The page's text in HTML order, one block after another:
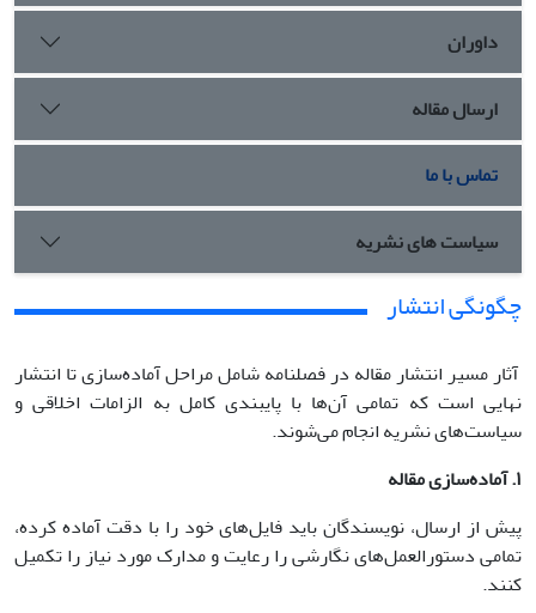
داوران
ارسال مقاله
تماس با ما
سیاست های نشریه
چگونگی انتشار
آثار مسیر انتشار مقاله در فصلنامه شامل مراحل آماده‌سازی تا انتشار
نهایی است که تمامی آن‌ها با پایبندی کامل به الزامات اخلاقی و
سیاست‌های نشریه انجام می‌شوند.
۱.آماده‌سازی مقاله
پیش از ارسال، نویسندگان باید فایل‌های خود را با دقت آماده کرده،
تمامی دستورالعمل‌های نگارشی را رعایت و مدارک مورد نیاز را تکمیل
کنند.